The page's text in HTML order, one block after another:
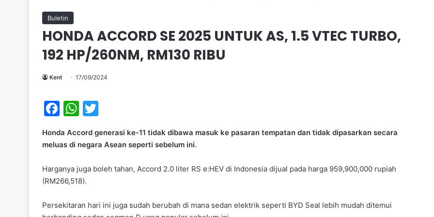
Buletin
HONDA ACCORD SE 2025 UNTUK AS, 1.5 VTEC TURBO,
192 HP/260NM, RM130 RIBU
Kent 17/09/2024
F
c
b
o
o
W
at
s
A
p
p
itt
Honda Accord generasi ke-11 tidak dibawa masuk ke pasaran tempatan dan tidak dipasarkan secara
meluas di negara Asean seperti sebelum ini.
Harganya juga boleh tahan, Accord 2.0 liter RS e:HEV di Indonesia dijual pada harga 959,900,000 rupiah
(RM266,518).
Persekitaran hari ini juga sudah berubah di mana sedan elektrik seperti BYD Seal lebih mudah ditemui